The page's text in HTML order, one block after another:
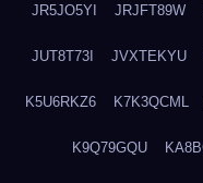
JR5JO5YI JRJFT89W
JUT8T73I JVXTEKYU
K5U6RKZ6 K7K3QCML
K9Q79GQU